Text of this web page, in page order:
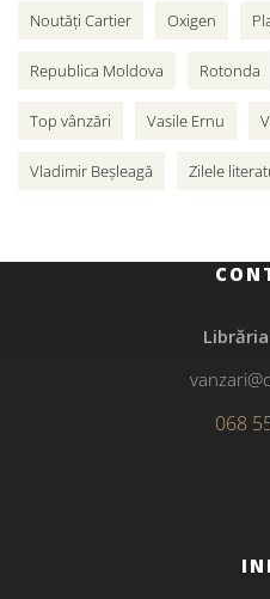
Noutăți Cartier Oxigen
Republica Moldova Rotonda
Top vânzări Vasile Ernu
Vladimir Beșleagă Zilele
068